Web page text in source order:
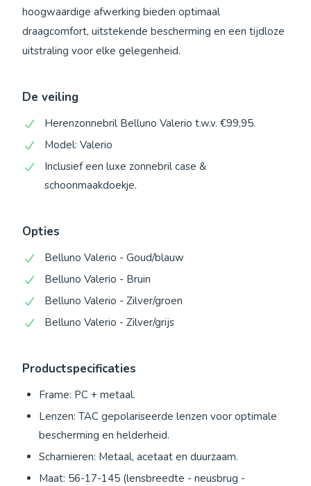
hoogwaardige afwerking bieden optimaal
draagcomfort, uitstekende bescherming en een tijdloze
uitstraling voor elke gelegenheid.
De veiling
Herenzonnebril Belluno Valerio t.w.v. €99,95.
Model: Valerio
Inclusief een luxe zonnebril case &
schoonmaakdoekje.
Opties
Belluno Valerio - Goud/blauw
Belluno Valerio - Bruin
Belluno Valerio - Zilver/groen
Belluno Valerio - Zilver/grijs
Productspecificaties
Frame: PC + metaal.
Lenzen: TAC gepolariseerde lenzen voor optimale
bescherming en helderheid.
Scharnieren: Metaal, acetaat en duurzaam.
Maat: 56-17-145 (lensbreedte - neusbrug -